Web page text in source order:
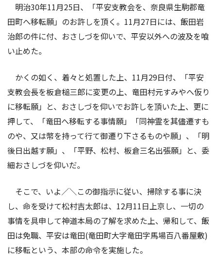
明治30年11月25日、「平安支教会を、奈良県生駒郡竜
田町へ移転願」のお許しを頂く。11月27日には、飯田岩
治郎の件に付、おさしづを仰いで、平安以外への波及を喰
い止めた。
かくの如く、着々と処置した上、11月29日付、「平安
支教会長を板倉槌三郎に変更の上、竜田村元すみやへ仮り
に移転願」と、おさしづを仰いでお許しを頂いた上、更に
押して、「竜田へ移転する事情願」「同神霊を其儘遷すも
のや、又は幣を持って行て御遷り下さるものや願」、「明
後日出越す願」、「平野、松村、板倉三名出張願」と、委
細おさしづを仰いだ。
そこで、いよ／＼この御指示に従い、掃除する事に決
し、命を受けて松村吉太郎は、12月11日上京し、一切の
事情を具申して神道本局の了解を求めた上、帰和して、飯
田は免職、平安は竜田(竜田町大字竜田字馬場百八番屋敷)
に移転という、本部の命令を実施した。